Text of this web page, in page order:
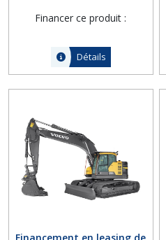
Financer ce produit :
Détails
Financement en leasing de